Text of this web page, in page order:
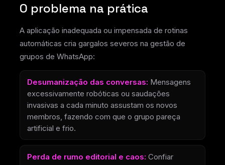
O problema na prática
A aplicação inadequada ou impensada de rotinas
automáticas cria gargalos severos na gestão de
grupos de WhatsApp:
Desumanização das conversas: Mensagens
excessivamente robóticas ou saudações
invasivas a cada minuto assustam os novos
membros, fazendo com que o grupo pareça
artificial e frio.
Perda de rumo editorial e caos: Confiar